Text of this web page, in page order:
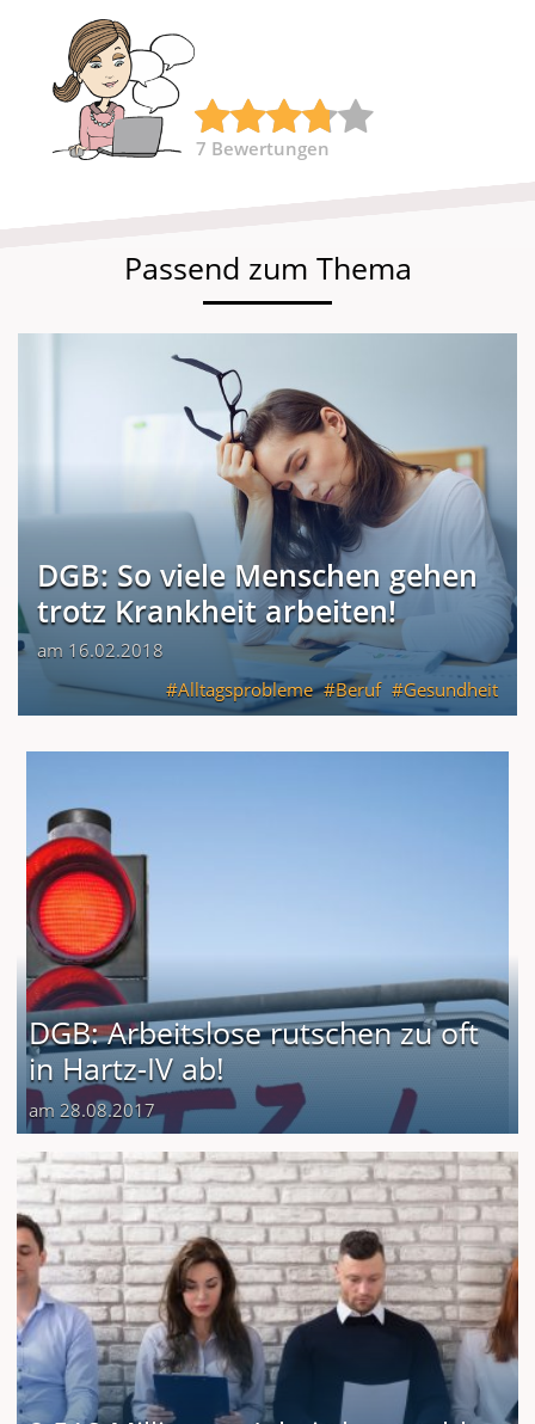
7 Bewertungen
Passend zum Thema
DGB: So viele Menschen gehen
trotz Krankheit arbeiten!
am 16.02.2018
Alltagsprobleme
Beruf Gesundheit
DGB: Arbeitslose rutschen zu oft
in Hartz-IV ab!
am 28.08.2017